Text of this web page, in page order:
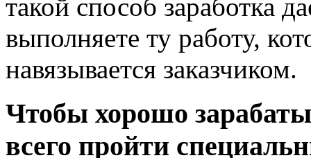
такой способ заработка
выполняете ту работу,
навязывается заказчиком.
Чтобы хорошо
всего пройти